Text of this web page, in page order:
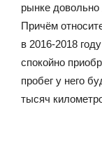
рынке довольно
Причём
в 2016-2018
спокойно
пробег у него
тысяч